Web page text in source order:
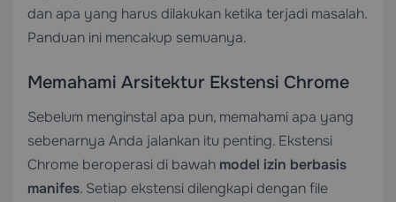
dan apa yang harus dilakukan ketika terjadi masalah.
Panduan ini mencakup semuanya.
Memahami Arsitektur Ekstensi Chrome
Sebelum menginstal apa pun, memahami apa yang
sebenarnya Anda jalankan itu penting. Ekstensi
Chrome beroperasi di bawah model izin berbasis
manifes. Setiap ekstensi dilengkapi dengan file